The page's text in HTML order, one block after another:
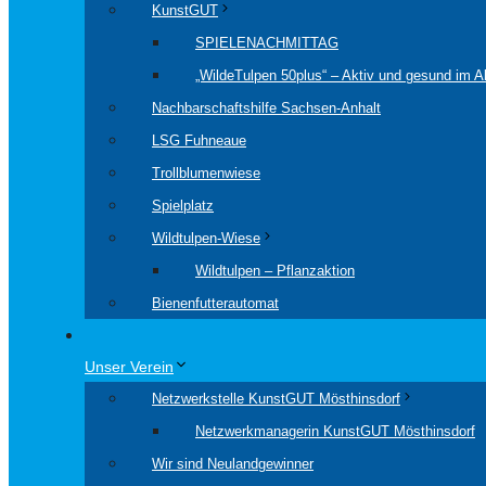
KunstGUT
SPIELENACHMITTAG
„WildeTulpen 50plus“ – Aktiv und gesund im
Nachbarschaftshilfe Sachsen-Anhalt
LSG Fuhneaue
Trollblumenwiese
Spielplatz
Wildtulpen-Wiese
Wildtulpen – Pflanzaktion
Bienenfutterautomat
Unser Verein
Netzwerkstelle KunstGUT Mösthinsdorf
Netzwerkmanagerin KunstGUT Mösthinsdorf
Wir sind Neulandgewinner